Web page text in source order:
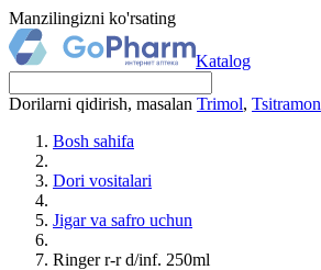
Manzilingizni ko'rsating
Katalog
Dorilarni qidirish, masalan Trimol, Tsitramon
Bosh sahifa
Dori vositalari
Jigar va safro uchun
Ringer r-r d/inf. 250ml